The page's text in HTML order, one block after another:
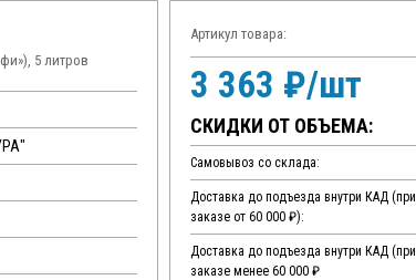
5 литров
Артикул товара:
3 363 ₽/шт
СКИДКИ ОТ ОБЪЕМА:
Самовывоз со склада:
Доставка до подъезда внутри КАД (при
заказе от 60 000 ₽):
Доставка до подъезда внутри КАД (при
заказе менее 60 000 ₽